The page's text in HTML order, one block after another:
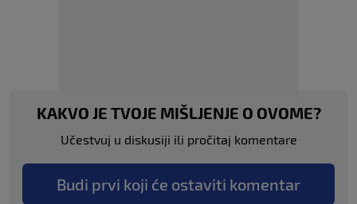
KAKVO JE TVOJE MIŠLJENJE O OVOME?
Učestvuj u diskusiji ili pročitaj komentare
Budi prvi koji će ostaviti komentar